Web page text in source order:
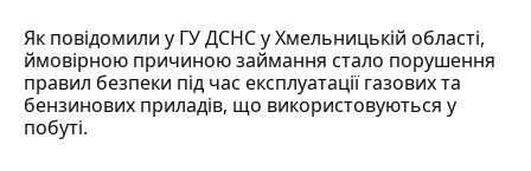
Як повідомили у ГУ ДСНС у Хмельницькій області,
ймовірною причиною займання стало порушення
правил безпеки під час експлуатації газових та
бензинових приладів, що використовуються у
побуті.